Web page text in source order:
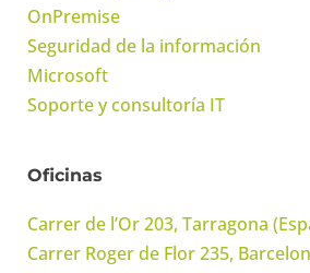
OnPremise
Seguridad de la información
Microsoft
Soporte y consultoría IT
Oficinas
Carrer de l’Or 203, Tarragona
Carrer Roger de Flor 235,